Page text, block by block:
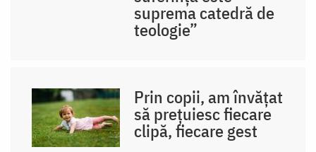
suprema catedră de
teologie”
Prin copii, am învățat
să prețuiesc fiecare
clipă, fiecare gest